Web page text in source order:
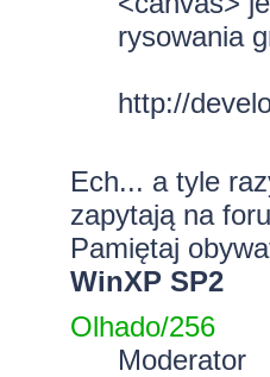
rysowania
http://
Ech... a tyle
zapytają na
Pamiętaj
WinXP SP2
Olhado/256
Moderator